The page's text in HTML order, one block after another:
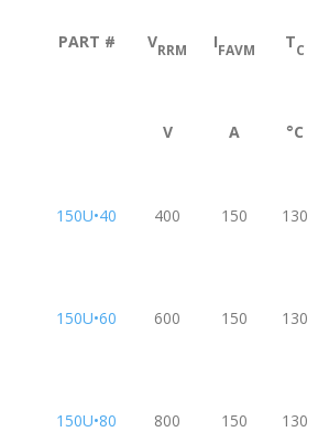
PART # VRRM IFAVM TC
V A °C
150U•40 400 150 130
150U•60 600 150 130
150U•80 800 150 130